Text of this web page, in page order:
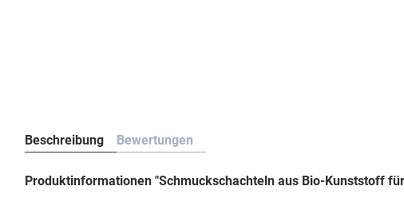
Beschreibung Bewertungen
Produktinformationen "Schmuckschachteln aus Bio-Kunststoff